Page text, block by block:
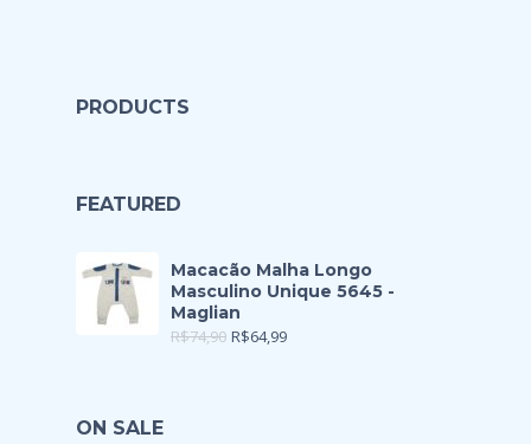
PRODUCTS
FEATURED
Macacão Malha Longo
Masculino Unique 5645 -
Maglian
R$74,90 R$64,99
ON SALE